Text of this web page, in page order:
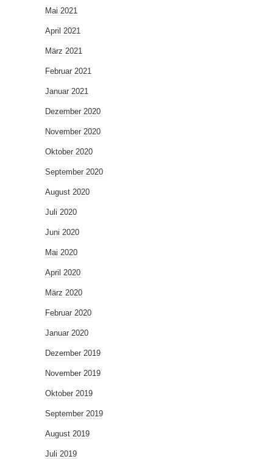
Mai 2021
April 2021
März 2021
Februar 2021
Januar 2021
Dezember 2020
November 2020
Oktober 2020
September 2020
August 2020
Juli 2020
Juni 2020
Mai 2020
April 2020
März 2020
Februar 2020
Januar 2020
Dezember 2019
November 2019
Oktober 2019
September 2019
August 2019
Juli 2019